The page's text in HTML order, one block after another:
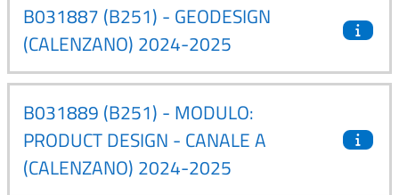
B031887 (B251) - GEODESIGN
(CALENZANO) 2024-2025
B031889 (B251) - MODULO:
PRODUCT DESIGN - CANALE A
(CALENZANO) 2024-2025